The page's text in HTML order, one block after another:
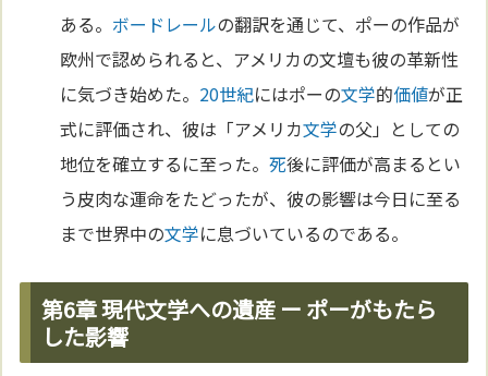
ある。 ボードレールの翻訳を通じて、ポーの作品が
欧州で認められると、アメリカの文壇も彼の革新性
に気づき始めた。 20世紀にはポーの文学的価値が正
式に評価され、彼は「アメリカ文学の父」としての
地位を確立するに至った。死後に評価が高まるとい
う皮肉な運命をたどったが、彼の影響は今日に至る
まで世界中の文学に息づいているのである。
第6章 現代文学への遺産 ー ポーがもたら
した影響